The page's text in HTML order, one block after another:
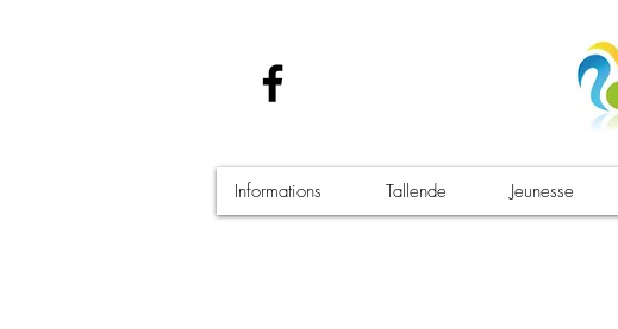
Informations Tallende Jeunesse